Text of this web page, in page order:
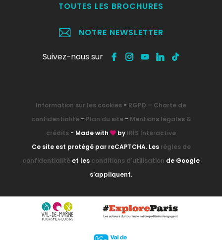
TOUTES LES BROCHURES
NOTRE NEWSLETTER
Suivez-nous sur
Information sur les cookies - RGPD – Charte de
confidentialité- Plan du site- Mentions légales &
crédits - Made with by IRIS Interactive
Ce site est protégé par reCAPTCHA. Les règles de
confidentialité et les conditions d'utilisation de Google
s'appliquent.